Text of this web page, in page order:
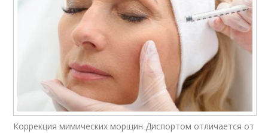
Коррекция мимических морщин Диспортом отличается от